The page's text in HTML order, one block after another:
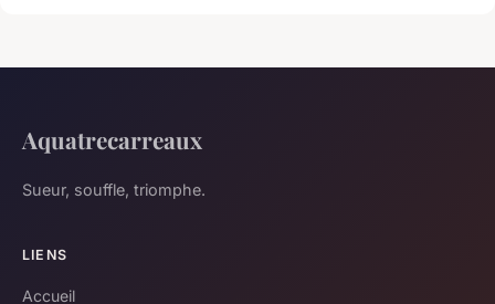
Aquatrecarreaux
Sueur, souffle, triomphe.
LIENS
Accueil